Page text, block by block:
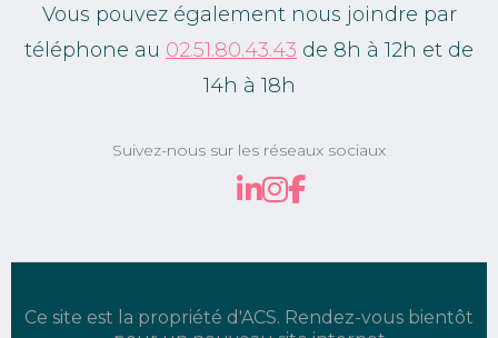
Vous pouvez également nous joindre par
téléphone au 02.51.80.43.43 de 8h à 12h et de
14h à 18h
Suivez-nous sur les réseaux sociaux
Ce site est la propriété d'ACS. Rendez-vous bientôt